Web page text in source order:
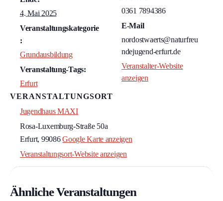
4. Mai 2025
Veranstaltungskategorie
:
Grundausbildung
Veranstaltung-Tags:
Erfurt
VERANSTALTUNGSORT
Jugendhaus MAXI
Rosa-Luxemburg-Straße 50a
Erfurt, 99086 Google Karte anzeigen
Veranstaltungsort-Website anzeigen
0361 7894386
E-Mail
nordostwaerts@naturfreu
ndejugend-erfurt.de
Veranstalter-Website
anzeigen
Ähnliche Veranstaltungen